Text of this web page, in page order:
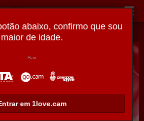
1love.cam
jovens Thehottestblonde
abaixo, confirmo que sou
maior de idade.
Sair
em 1love.cam